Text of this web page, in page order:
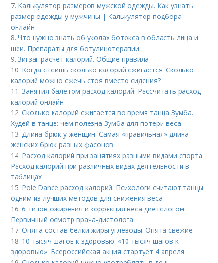
7. Калькулятор размеров мужской одежды. Как узнать
размер одежды у мужчины | Калькулятор подбора
онлайн
8.Что нужно знать об уколах ботокса в область лица и
шеи. Препараты для ботулинотерапии
9.Зигзаг расчет калорий. Общие правила
10. Когда стоишь сколько калорий сжигается. Сколько
калорий можно сжечь стоя вместо сидения?
11.Занятия балетом расход калорий. Рассчитать расход
калорий онлайн
12.Сколько калорий сжигается во время танца Зумба.
Худей в танце: чем полезна Зумба для потери веса
13. Длина брюк у женщин. Самая «правильная» длина
женских брюк разных фасонов
14. Расход калорий при занятиях разными видами спорта.
Расход калорий при различных видах деятельности в
таблицах
15. Pole Dance расход калорий. Психологи считают танцы
одним из лучших методов для снижения веса!
16.6 типов ожирения и коррекция веса диетологом.
Первичный осмотр врача-диетолога
17.Опята состав белки жиры углеводы. Опята свежие
18. 10 тысяч шагов к здоровью. «10 тысяч шагов к
здоровью». Всероссийская акция стартует 4 апреля